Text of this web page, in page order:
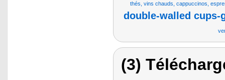
thés, vins chauds, cappuccinos,
double-walled cups-
(3)